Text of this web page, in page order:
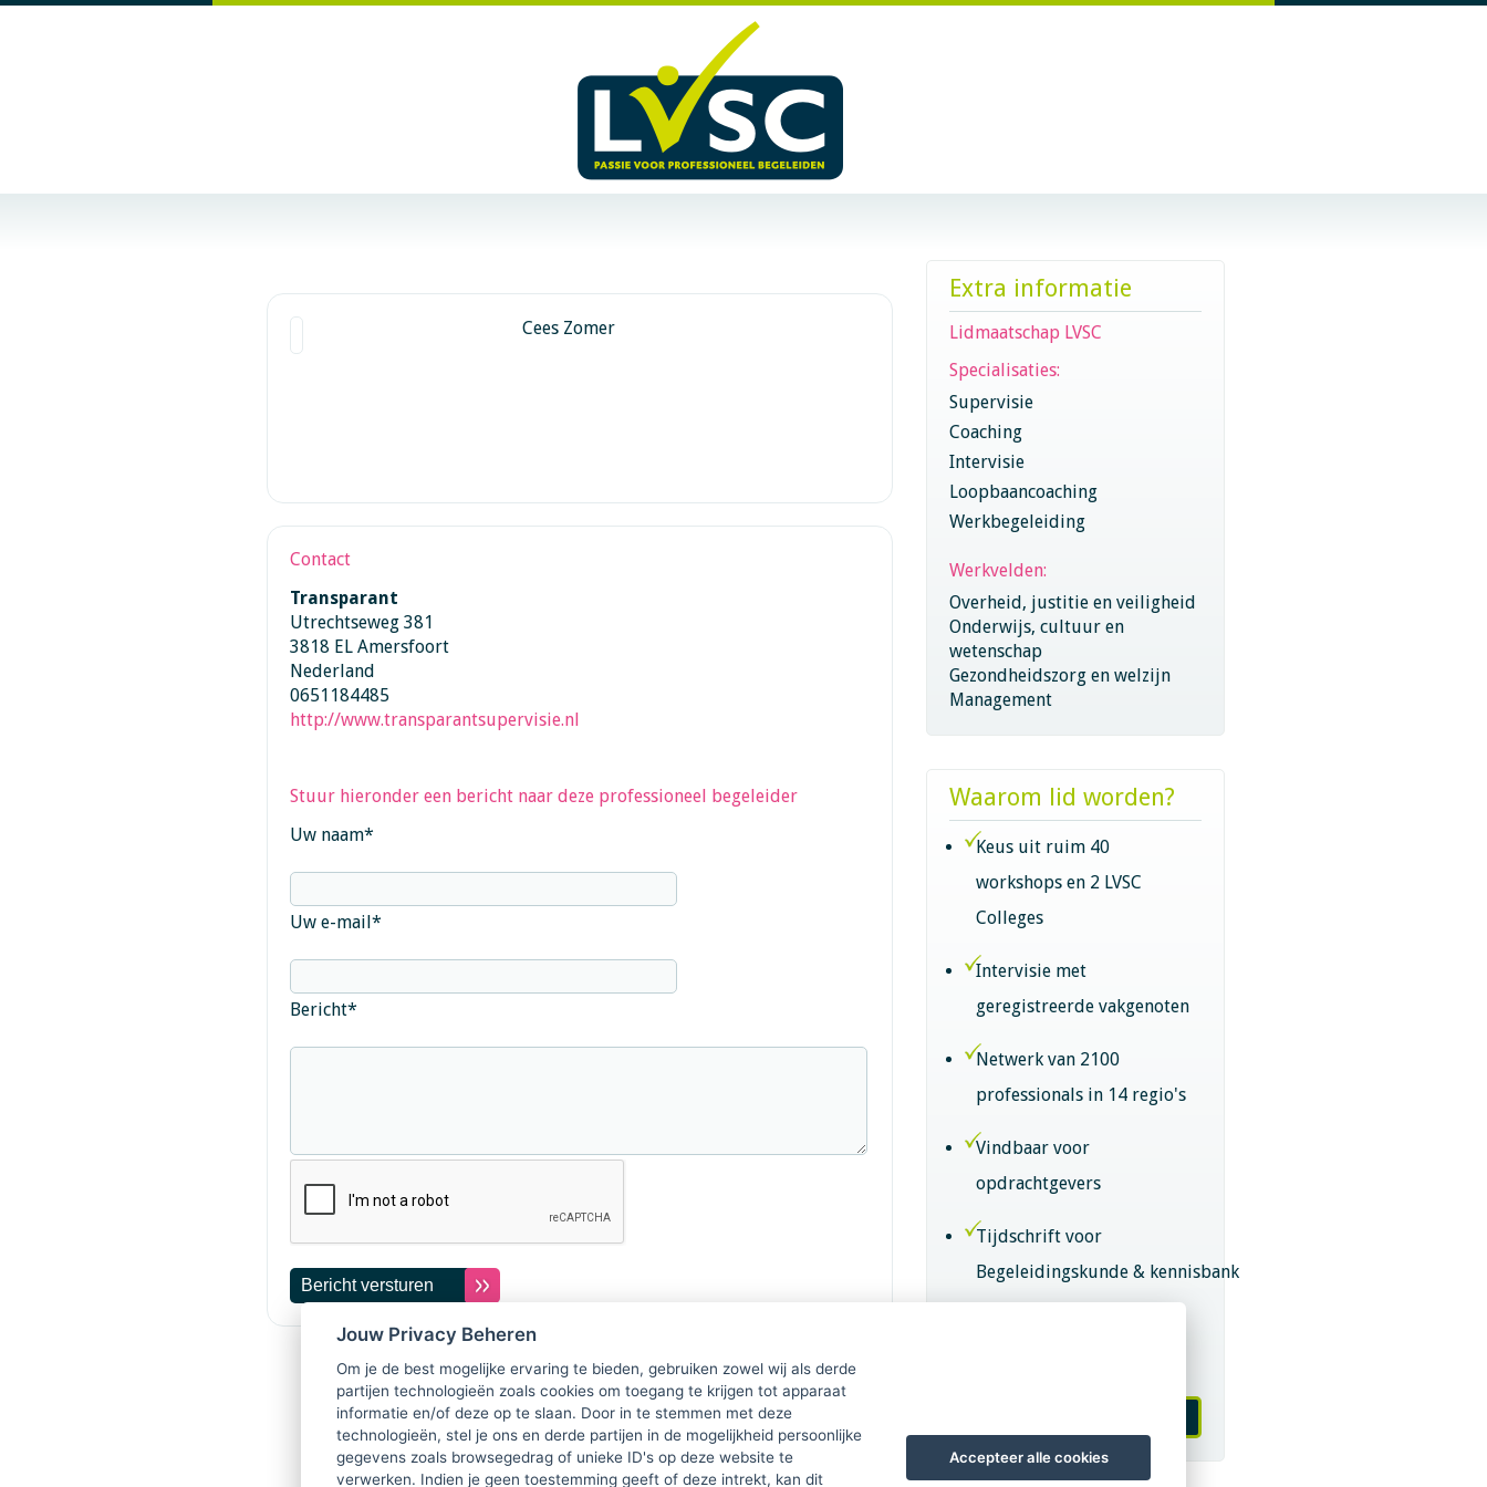
Cees Zomer
Contact
Transparant
Utrechtseweg 381
3818 EL Amersfoort
Nederland
0651184485
http://www.transparantsupervisie.nl
Stuur hieronder een bericht naar deze professioneel begeleider
Uw naam*
Uw e-mail*
Bericht*
Extra informatie
Lidmaatschap LVSC
Specialisaties:
Supervisie
Coaching
Intervisie
Loopbaancoaching
Werkbegeleiding
Werkvelden:
Overheid, justitie en veiligheid
Onderwijs, cultuur en
wetenschap
Gezondheidszorg en welzijn
Management
Waarom lid worden?
Keus uit ruim 40
workshops en 2 LVSC
Colleges
Intervisie met
geregistreerde vakgenoten
Netwerk van 2100
professionals in 14 regio's
Vindbaar voor
opdrachtgevers
Tijdschrift voor
Begeleidingskunde & kennisbank
Jouw Privacy Beheren
Om je de best mogelijke ervaring te bieden, gebruiken zowel wij als derde
partijen technologieën zoals cookies om toegang te krijgen tot apparaat
informatie en/of deze op te slaan. Door in te stemmen met deze
technologieën, stel je ons en derde partijen in de mogelijkheid persoonlijke
gegevens zoals browsegedrag of unieke ID's op deze website te
verwerken. Indien je geen toestemming geeft of deze intrekt, kan dit
Accepteer alle cookies